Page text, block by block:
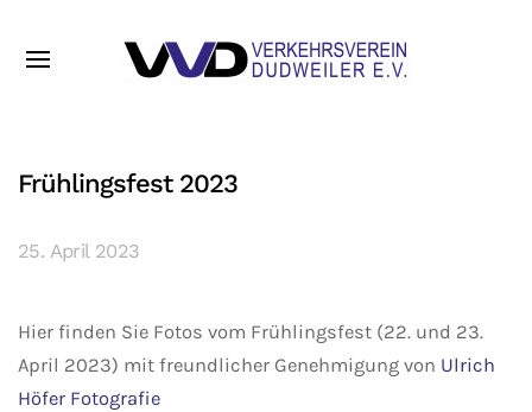
Frühlingsfest 2023
25. April 2023
Hier finden Sie Fotos vom Frühlingsfest (22. und 23.
April 2023) mit freundlicher Genehmigung von Ulrich
Höfer Fotografie